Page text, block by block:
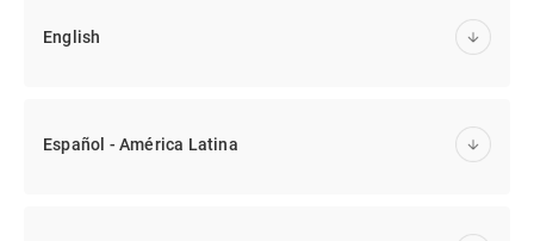
English
Español - América Latina